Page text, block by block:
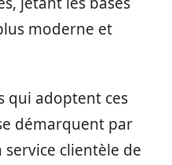
moderne et
qui adoptent ces
démarquent par
clientèle de